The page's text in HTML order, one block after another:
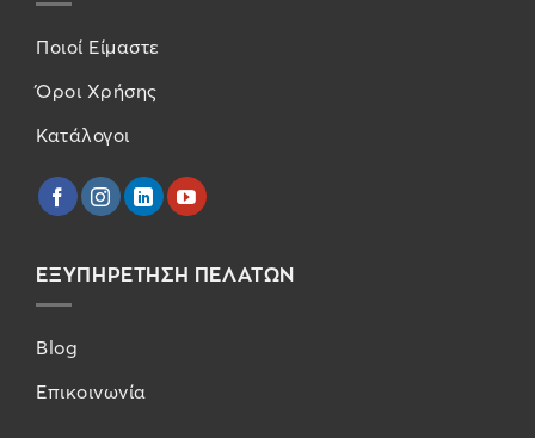
Ποιοί Είμαστε
Όροι Χρήσης
Κατάλογοι
ΕΞΥΠΗΡΕΤΗΣΗ ΠΕΛΑΤΩΝ
Blog
Επικοινωνία